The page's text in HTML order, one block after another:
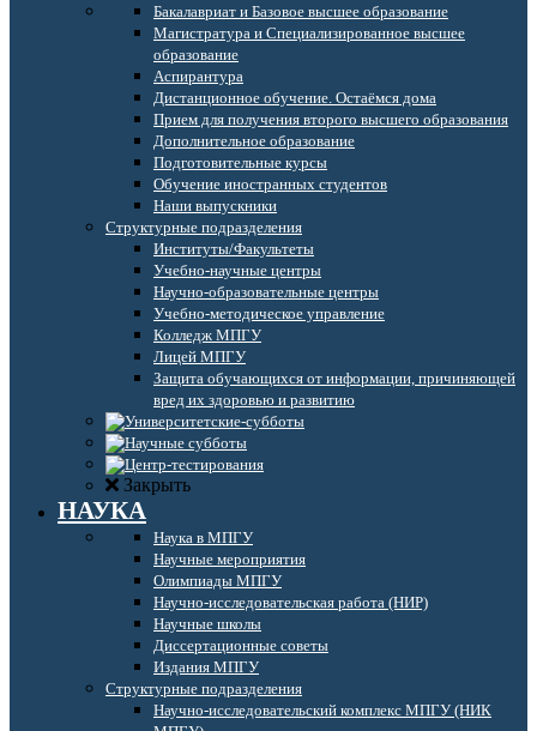
Бакалавриат и Базовое высшее образование
Магистратура и Специализированное высшее
образование
Аспирантура
Дистанционное обучение. Остаёмся дома
Прием для получения второго высшего образования
Дополнительное образование
Подготовительные курсы
Обучение иностранных студентов
Наши выпускники
Структурные подразделения
Институты/Факультеты
Учебно-научные центры
Научно-образовательные центры
Учебно-методическое управление
Колледж МПГУ
Лицей МПГУ
Защита обучающихся от информации, причиняющей
вред их здоровью и развитию
Закрыть
НАУКА
Наука в МПГУ
Научные мероприятия
Олимпиады МПГУ
Научно-исследовательская работа (НИР)
Научные школы
Диссертационные советы
Издания МПГУ
Структурные подразделения
Научно-исследовательский комплекс МПГУ (НИК